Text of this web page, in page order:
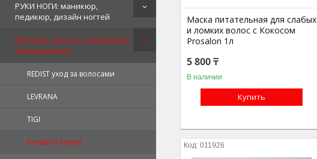
РУКИ НОГИ: маникюр,
педикюр, дизайн ногтей
ВОЛОСЫ: краска, косметика и
оборудование
REDIST уход за волосами
LEVRANA
TIGI
Prosalon Oyster
Маска питательная для слабых
и ломких волос с Кокосом
Prosalon 1л
5 800 ₸
В наличии
Купить
011926